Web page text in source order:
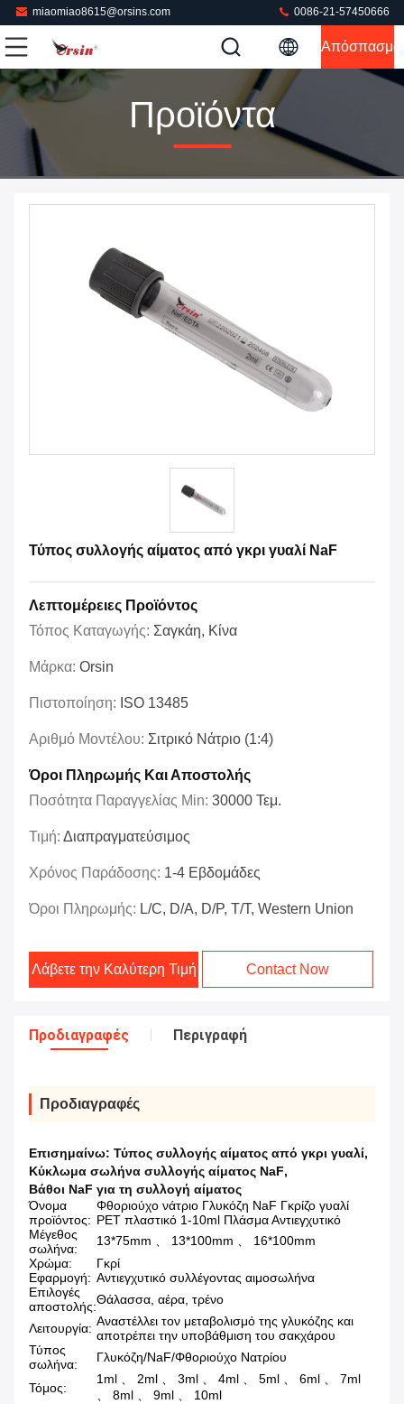
miaomiao8615@orsins.com 0086-21-57450666
Απόσπασμα
Προϊόντα
Τύπος συλλογής αίματος από γκρι γυαλί NaF
Λεπτομέρειες Προϊόντος
Τόπος Καταγωγής: Σαγκάη, Κίνα
Μάρκα: Orsin
Πιστοποίηση: ISO 13485
Αριθμό Μοντέλου: Σιτρικό Νάτριο (1:4)
Όροι Πληρωμής Και Αποστολής
Ποσότητα Παραγγελίας Min: 30000 Τεμ.
Τιμή: Διαπραγματεύσιμος
Χρόνος Παράδοσης: 1-4 Εβδομάδες
Όροι Πληρωμής: L/C, D/A, D/P, T/T, Western Union
Λάβετε την Καλύτερη Τιμή Contact Now
Προδιαγραφές Περιγραφή
Προδιαγραφές
Επισημαίνω: Τύπος συλλογής αίματος από γκρι γυαλί,
Κύκλωμα σωλήνα συλλογής αίματος NaF,
Βάθοι NaF για τη συλλογή αίματος
Όνομα
προϊόντος:
Φθοριούχο νάτριο Γλυκόζη NaF Γκρίζο γυαλί
PET πλαστικό 1-10ml Πλάσμα Αντιεγχυτικό
Μέγεθος
σωλήνα:
13*75mm 、 13*100mm 、 16*100mm
Χρώμα:
Γκρί
Εφαρμογή: Αντιεγχυτικό συλλέγοντας αιμοσωλήνα
Επιλογές
αποστολής:Θάλασσα, αέρα, τρένο
Λειτουργία: Αναστέλλει τον μεταβολισμό της γλυκόζης και
αποτρέπει την υποβάθμιση του σακχάρου
Τύπος
σωλήνα:
Γλυκόζη/NaF/Φθοριούχο Νατρίου
Τόμος:
1ml 、 2ml 、 3ml 、 4ml 、 5ml 、 6ml 、 7ml
、 8ml 、 9ml 、 10ml